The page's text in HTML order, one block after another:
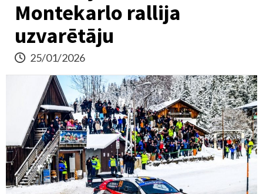
Montekarlo rallija
uzvarētāju
25/01/2026